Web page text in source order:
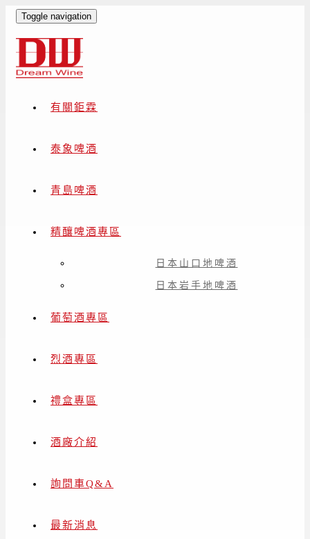
Toggle navigation
有關鉅霖
泰象啤酒
青島啤酒
精釀啤酒專區
日本山口地啤酒
日本岩手地啤酒
葡萄酒專區
烈酒專區
禮盒專區
酒廠介紹
詢問車Q&A
最新消息